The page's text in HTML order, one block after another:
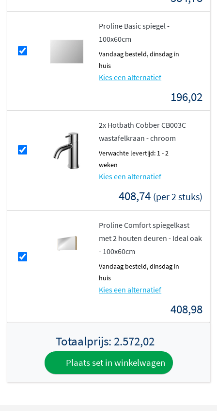
Proline Basic spiegel -
100x60cm
vandaag besteld, dinsdag in
huis
Kies een alternatief
196,02
2x Hotbath Cobber CB003C
wastafelkraan - chroom
Verwachte levertijd: 1 - 2
weken
Kies een alternatief
408,74 (per 2 stuks)
Proline Comfort spiegelkast
met 2 houten deuren - Ideal oak
- 100x60cm
vandaag besteld, dinsdag in
huis
Kies een alternatief
408,98
Totaalprijs: 2.572,02
Plaats set in winkelwagen